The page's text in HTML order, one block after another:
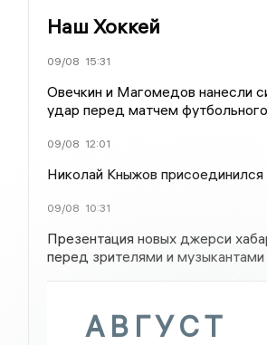
Наш Хоккей
09/08 15:31
Овечкин и Магомедов нанесли
удар перед матчем
09/08 12:01
Николай Кныжов
09/08 10:31
Презентация новых джерси
перед зрителями и музыкантами
АВГУСТ